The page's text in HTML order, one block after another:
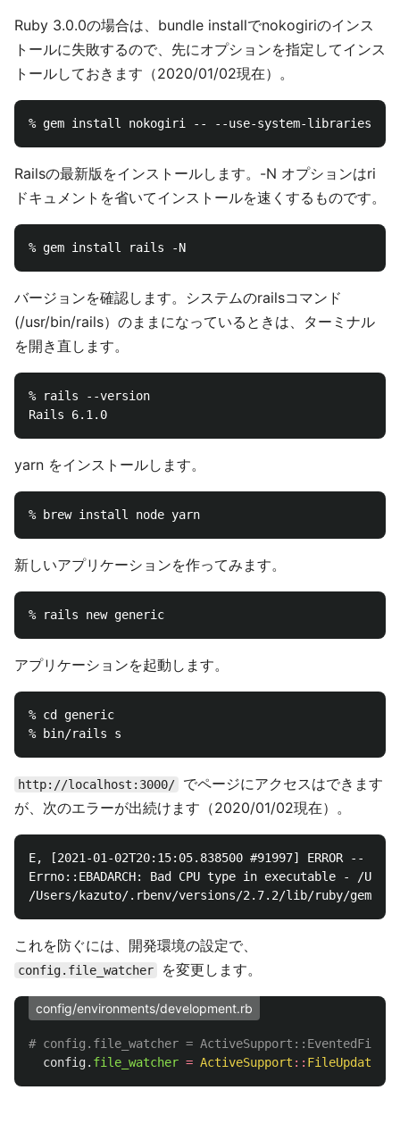
Ruby 3.0.0の場合は、bundle installでnokogiriのインス
トールに失敗するので、先にオプションを指定してインス
トールしておきます（2020/01/02現在）。
Railsの最新版をインストールします。-N オプションはri
ドキュメントを省いてインストールを速くするものです。
バージョンを確認します。システムのrailsコマンド
(/usr/bin/rails）のままになっているときは、ターミナル
を開き直します。
% rails --version
yarn をインストールします。
新しいアプリケーションを作ってみます。
アプリケーションを起動します。
% cd generic
http://localhost:3000/
でページにアクセスはできます
が、次のエラーが出続けます（2020/01/02現在）。
E, [2021-01-02T20:15:05.838500 #91997] ERROR --
Errno::EBADARCH: Bad CPU type in executable - /
これを防ぐには、開発環境の設定で、
config.file_watcher を変更します。
config/environments/development.rb
# config.file_watcher =
config. file_watcher = ActiveSupport ::